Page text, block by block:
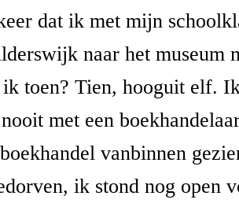
dat ik met mijn
naar het museum
ik toen? Tien, hooguit elf.
met een
vanbinnen
ik stond nog open